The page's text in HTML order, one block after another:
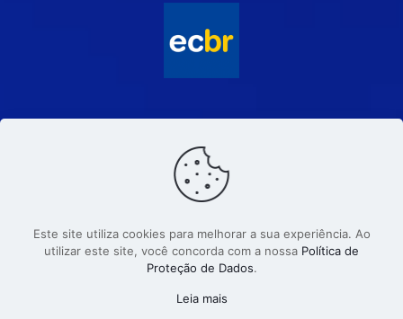
© 2026 | Eraldo Felix - Comunicação e Marketing. CNPJ
Criado com
por Eraldo Félix.
Este site utiliza cookies para melhorar a sua experiência. Ao
utilizar este site, você concorda com a nossa Política de
Proteção de Dados.
Leia mais